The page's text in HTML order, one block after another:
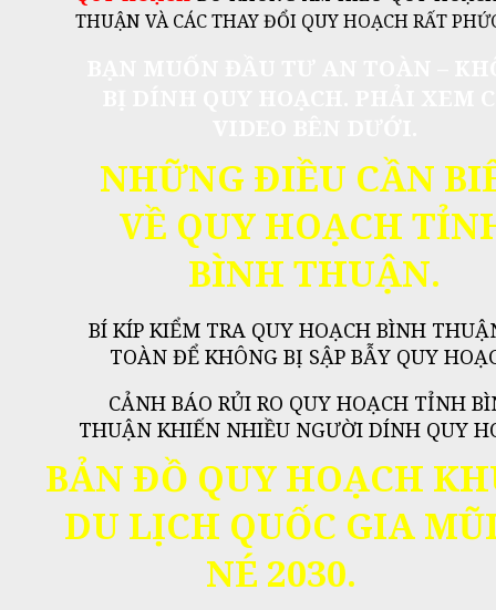
THUẬN VÀ CÁC THAY ĐỔI QUY HOẠCH RẤT
NHỮNG ĐIỀU CẦN
VỀ QUY HOẠCH
BÌNH THUẬN.
BÍ KÍP KIỂM TRA QUY HOẠCH BÌNH
TOÀN ĐỂ KHÔNG BỊ SẬP BẪY QUY
CẢNH BÁO RỦI RO QUY HOẠCH TỈNH
THUẬN KHIẾN NHIỀU NGƯỜI DÍNH QUY
BẢN ĐỒ QUY HOẠCH
DU LỊCH QUỐC GIA
NÉ 2030.